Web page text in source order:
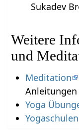
Sukadev
Weitere
und
Meditation
Anleitungen
Yoga